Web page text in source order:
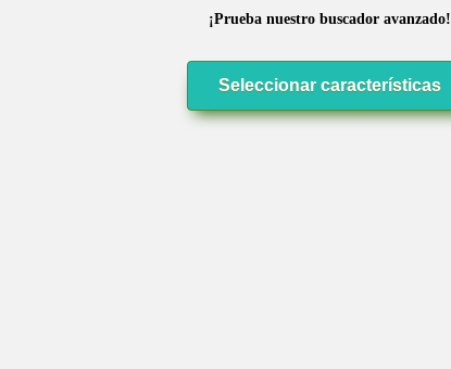
¡Prueba nuestro buscador avanzado!
Seleccionar características